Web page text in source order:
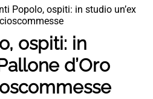
Popolo, ospiti: in studio un’ex
ospiti: in
d’Oro